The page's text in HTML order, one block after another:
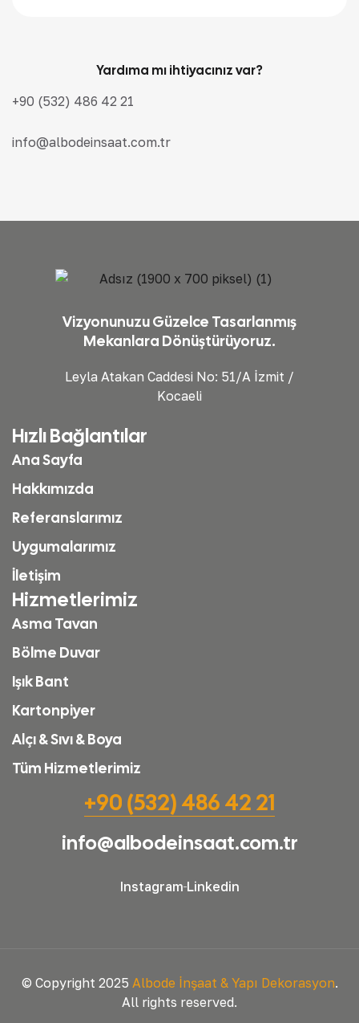
Yardıma mı ihtiyacınız var?
+90 (532) 486 42 21
info@albodeinsaat.com.tr
Vizyonunuzu Güzelce Tasarlanmış
Mekanlara Dönüştürüyoruz.
Leyla Atakan Caddesi No: 51/A İzmit /
Kocaeli
Hızlı Bağlantılar
Ana Sayfa
Hakkımızda
Referanslarımız
Uygumalarımız
İletişim
Hizmetlerimiz
Asma Tavan
Bölme Duvar
Işık Bant
Kartonpiyer
Alçı & Sıvı & Boya
Tüm Hizmetlerimiz
+90 (532) 486 42 21
info@albodeinsaat.com.tr
Instagram Linkedin
© Copyright 2025 Albode İnşaat & Yapı Dekorasyon.
All rights reserved.